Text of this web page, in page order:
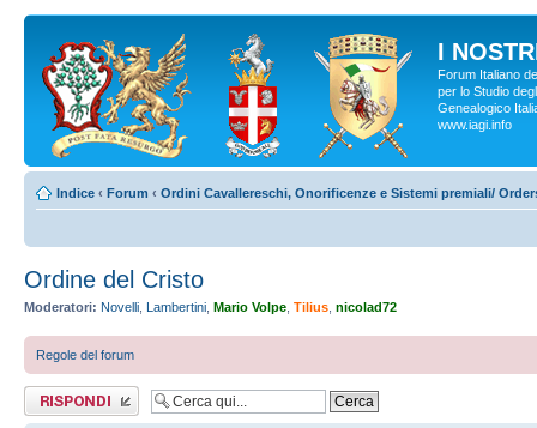
I
Forum Italiano
per lo Studio
Genealogico
www.iagi.info
Indice ‹ Forum ‹ Ordini Cavallereschi, Onorificenze e Sistemi premiali/
Ordine del Cristo
Moderatori: Novelli Lambertini Mario Volpe Tilius nicolad72
Regole del forum
Rispondi al
messaggio